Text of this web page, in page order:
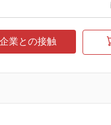
企業との接触